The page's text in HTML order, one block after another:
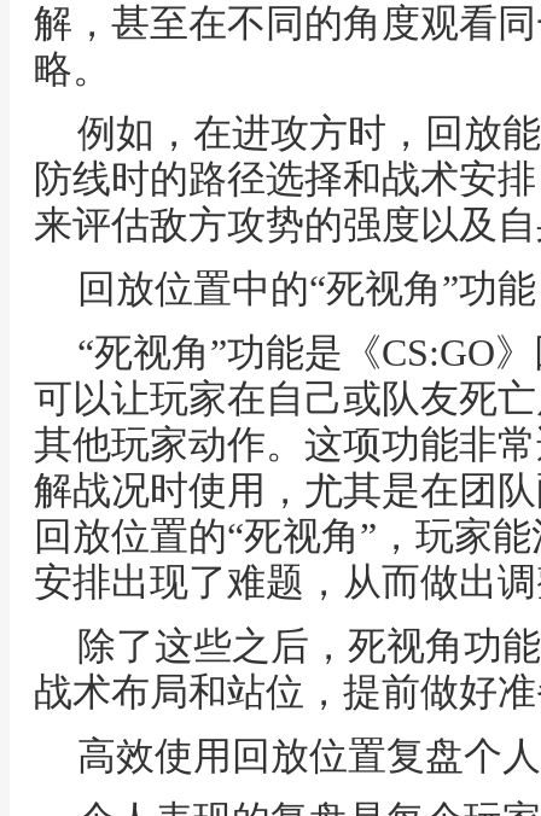
解，甚至在不同的角度观看
略。
例如，在进攻方时，回放
防线时的路径选择和战术安
来评估敌方攻势的强度以及
回放位置中的“死视角”功能
“死视角”功能是《CS:GO
可以让玩家在自己或队友死
其他玩家动作。这项功能非
解战况时使用，尤其是在团
回放位置的“死视角”，玩家
安排出现了难题，从而做出
除了这些之后，死视角功
战术布局和站位，提前做好
高效使用回放位置复盘个